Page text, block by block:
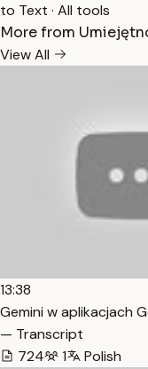
to Text · All tools
More from
View All
13:38
Gemini w aplikacjach
— Transcript
724
1 Polish